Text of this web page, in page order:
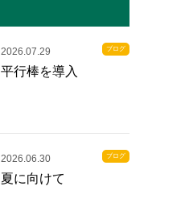
2026.07.29 ブログ
平行棒を導入
2026.06.30 ブログ
夏に向けて